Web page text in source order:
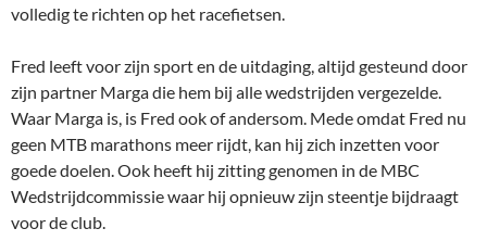
volledig te richten op het racefietsen.
Fred leeft voor zijn sport en de uitdaging, altijd gesteund door
zijn partner Marga die hem bij alle wedstrijden vergezelde.
Waar Marga is, is Fred ook of andersom. Mede omdat Fred nu
geen MTB marathons meer rijdt, kan hij zich inzetten voor
goede doelen. Ook heeft hij zitting genomen in de MBC
Wedstrijdcommissie waar hij opnieuw zijn steentje bijdraagt
voor de club.